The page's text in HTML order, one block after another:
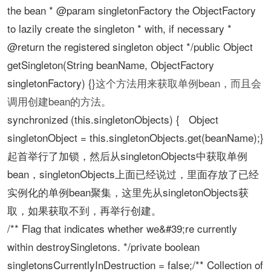
the bean * @param singletonFactory the ObjectFactory
to lazily create the singleton * with, if necessary *
@return the registered singleton object */public Object
getSingleton(String beanName, ObjectFactory
singletonFactory) {}这个方法用来获取单例bean，而且会
调用创建bean的方法。
synchronized (this.singletonObjects) { Object
singletonObject = this.singletonObjects.get(beanName);}
起首举行了加锁，然后从singletonObjects中获取单例
bean，singletonObjects上面已经说过，里面存放了已经
实例化的单例bean聚集，这里先从singletonObjects获
取，如果获取不到，再举行创建。
/** Flag that indicates whether we&#39;re currently
within destroySingletons. */private boolean
singletonsCurrentlyInDestruction = false;/** Collection of